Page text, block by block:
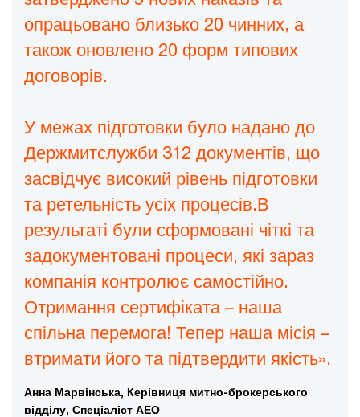
опрацьовано близько 20 чинних, а
також оновлено 20 форм типових
договорів.
У межах підготовки було надано до
Держмитслужби 312 документів, що
засвідчує високий рівень підготовки
та ретельність усіх процесів.В
результаті були сформовані чіткі та
задокументовані процеси, які зараз
компанія контролює самостійно.
Отримання сертифіката – наша
спільна перемога! Тепер наша місія –
втримати його та підтвердити якість».
Анна Марвінська, Керівниця митно-брокерського
відділу, Спеціаліст АЕО